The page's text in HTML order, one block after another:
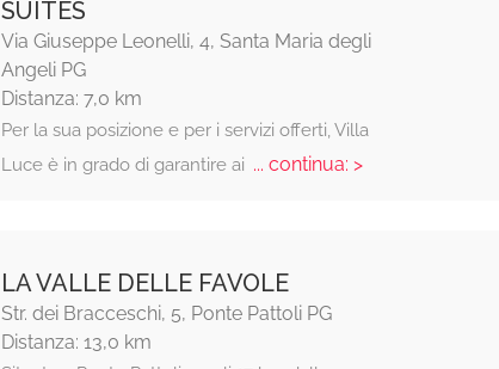
SUITES
Via Giuseppe Leonelli, 4, Santa Maria degli
Angeli PG
Distanza: 7,0 km
Per la sua posizione e per i servizi offerti, Villa
Luce è in grado di garantire ai... continua: >
LA VALLE DELLE FAVOLE
Str. dei Bracceschi, 5, Ponte Pattoli PG
Distanza: 13,0 km